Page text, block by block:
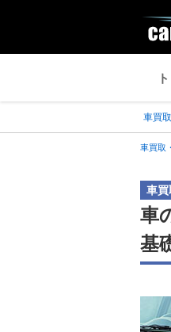
車買
車買取
車買
車
基